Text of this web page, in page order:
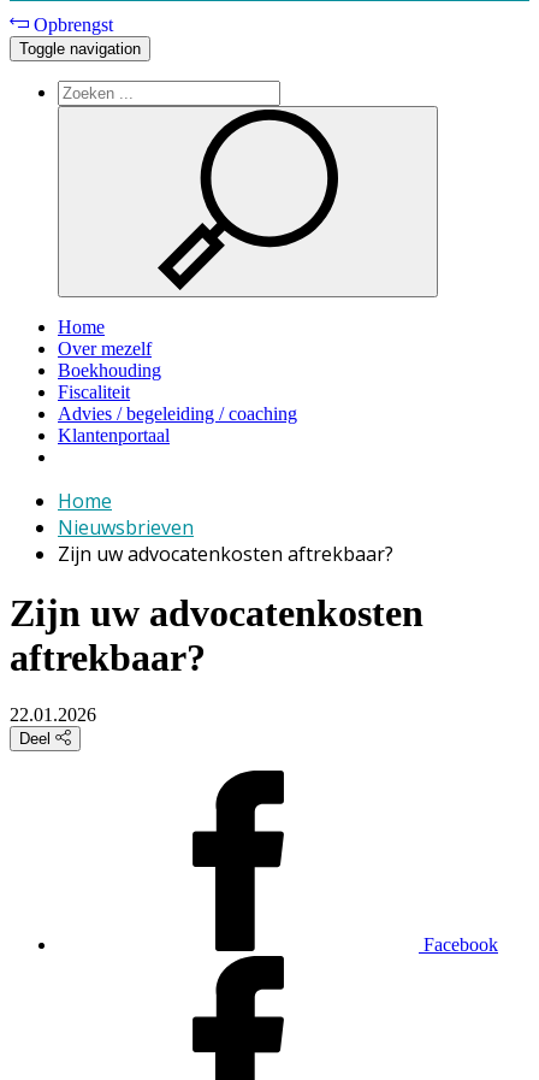
Opbrengst
Toggle navigation
Home
Over mezelf
Boekhouding
Fiscaliteit
Advies / begeleiding / coaching
Klantenportaal
Home
Nieuwsbrieven
Zijn uw advocatenkosten aftrekbaar?
Zijn uw advocatenkosten
aftrekbaar?
22.01.2026
Deel
Facebook